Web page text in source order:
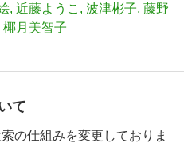
近藤ようこ 波津彬子 藤野
椰月美智子
て
の仕組みを変更しておりま